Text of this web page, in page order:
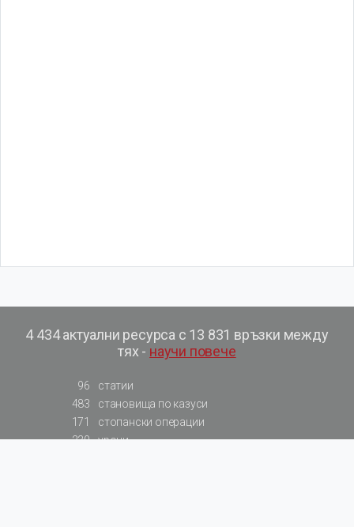
4 434 актуални ресурса с 13 831 връзки между
тях - научи повече
96
статии
483
становища по казуси
171
стопански операции
230
уроци